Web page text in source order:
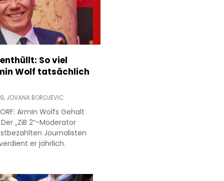
So viel
Wolf tatsächlich
JOVANA BOROJEVIC
Armin Wolfs Gehalt
„ZiB 2“-Moderator
Journalisten
er jährlich.